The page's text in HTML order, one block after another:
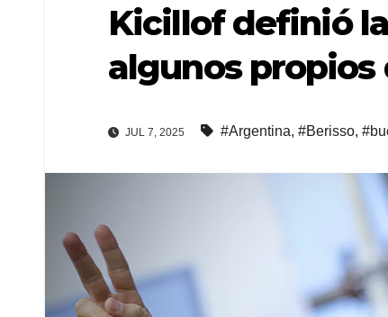
Kicillof definió
algunos propios
JUL 7, 2025 #Argentina, #Berisso,